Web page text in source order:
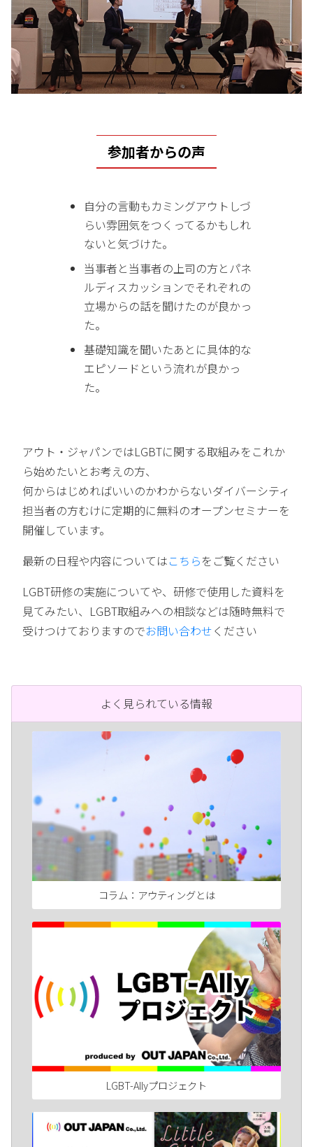
参加者からの声
自分の言動もカミングアウトしづ
らい雰囲気をつくってるかもしれ
ないと気づけた。
当事者と当事者の上司の方とパネ
ルディスカッションでそれぞれの
立場からの話を聞けたのが良かっ
た。
基礎知識を聞いたあとに具体的な
エピソードという流れが良かっ
た。
アウト・ジャパンではLGBTに関する取組みをこれか
ら始めたいとお考えの方、
何からはじめればいいのかわからないダイバーシティ
担当者の方むけに定期的に無料のオープンセミナーを
開催しています。
最新の日程や内容についてはこちらをご覧ください
LGBT研修の実施についてや、研修で使用した資料を
見てみたい、LGBT取組みへの相談などは随時無料で
受けつけておりますのでお問い合わせください
よく見られている情報
コラム：アウティングとは
LGBT-Allyプロジェクト